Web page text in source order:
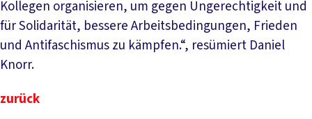
Kollegen organisieren, um gegen Ungerechtigkeit und
für Solidarität, bessere Arbeitsbedingungen, Frieden
und Antifaschismus zu kämpfen.“, resümiert Daniel
Knorr.
zurück